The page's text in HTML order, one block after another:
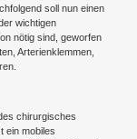
soll nun einen
wichtigen
nötig sind, geworfen
Arterienklemmen,
chirurgisches
ein mobiles